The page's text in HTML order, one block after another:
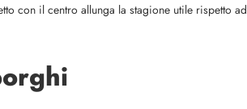
con il centro allunga la stagione utile rispetto ad